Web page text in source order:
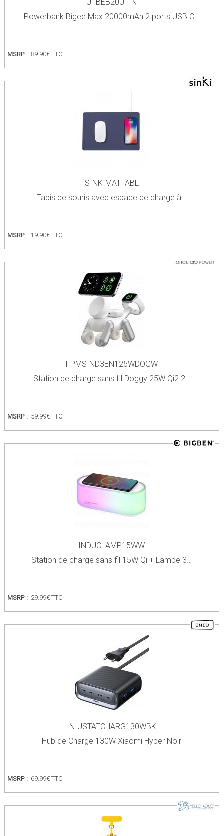
Powerbank Bigee Max 20000mAh 2 ports USB C…
MSRP : 89.90€ TTC
SINKIMATTABL
Tapis de souris avec espace de charge à…
MSRP : 19.90€ TTC
FPMSIND3EN125WDOGW
Station de charge sans fil Doggy 25W Qi2.2…
MSRP : 59.99€ TTC
INDUCLAMP15WW
Station de charge sans fil 15W Qi + Lampe 3…
MSRP : 29.99€ TTC
INIUSTATCHARG130WBK
Hub de Charge 130W Xiaomi Hyper Noir
MSRP : 69.99€ TTC